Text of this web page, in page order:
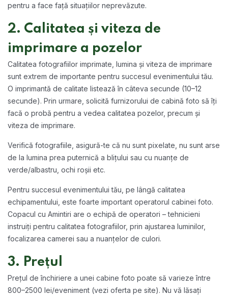
pentru a face față situațiilor neprevăzute.
2. Calitatea și viteza de
imprimare a pozelor
Calitatea fotografiilor imprimate, lumina și viteza de imprimare
sunt extrem de importante pentru succesul evenimentului tău.
O imprimantă de calitate listează în câteva secunde (10–12
secunde). Prin urmare, solicită furnizorului de cabină foto să îți
facă o probă pentru a vedea calitatea pozelor, precum și
viteza de imprimare.
Verifică fotografiile, asigură-te că nu sunt pixelate, nu sunt arse
de la lumina prea puternică a blițului sau cu nuanțe de
verde/albastru, ochi roșii etc.
Pentru succesul evenimentului tău, pe lângă calitatea
echipamentului, este foarte important operatorul cabinei foto.
Copacul cu Amintiri are o echipă de operatori – tehnicieni
instruiți pentru calitatea fotografiilor, prin ajustarea luminilor,
focalizarea camerei sau a nuanțelor de culori.
3. Prețul
Prețul de închiriere a unei cabine foto poate să varieze între
800–2500 lei/eveniment (vezi oferta pe site). Nu vă lăsați